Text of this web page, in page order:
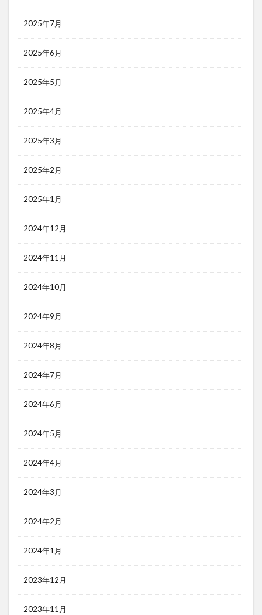
2025年7月
2025年6月
2025年5月
2025年4月
2025年3月
2025年2月
2025年1月
2024年12月
2024年11月
2024年10月
2024年9月
2024年8月
2024年7月
2024年6月
2024年5月
2024年4月
2024年3月
2024年2月
2024年1月
2023年12月
2023年11月